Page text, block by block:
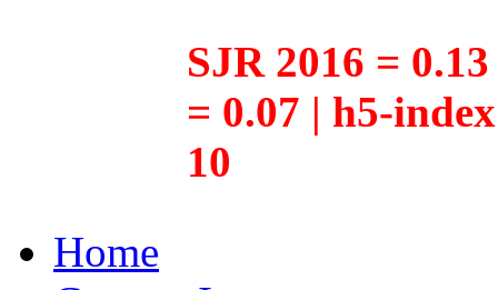
SJR 2016 =
= 0.07 | h5-
10
Home